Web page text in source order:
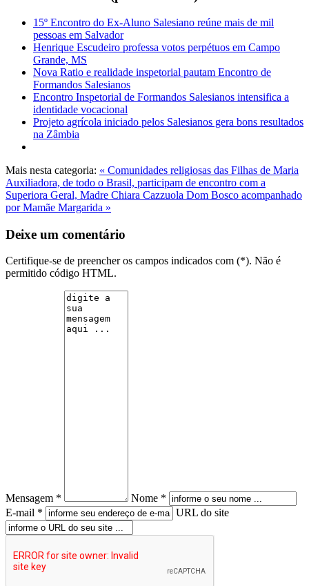
15º Encontro do Ex-Aluno Salesiano reúne mais de mil
pessoas em Salvador
Henrique Escudeiro professa votos perpétuos em Campo
Grande, MS
Nova Ratio e realidade inspetorial pautam Encontro de
Formandos Salesianos
Encontro Inspetorial de Formandos Salesianos intensifica a
identidade vocacional
Projeto agrícola iniciado pelos Salesianos gera bons resultados
na Zâmbia
Mais nesta categoria: « Comunidades religiosas das Filhas de Maria
Auxiliadora, de todo o Brasil, participam de encontro com a
Superiora Geral, Madre Chiara Cazzuola Dom Bosco acompanhado
por Mamãe Margarida »
Deixe um comentário
Certifique-se de preencher os campos indicados com (*). Não é
permitido código HTML.
Mensagem *
Nome *
E-mail *
URL do site